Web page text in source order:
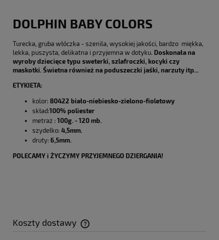
DOLPHIN BABY COLORS
Turecka, gruba włóczka - szenila, wysokiej jakości, bardzo miękka,
lekka, puszysta, delikatna i przyjemna w dotyku. Doskonała na
wyroby dziecięce typu sweterki, szlafroczki, kocyki czy
maskotki. Świetna również na poduszeczki jaśki, narzuty itp...
ETYKIETA:
kolor: 80422 biało-niebiesko-zielono-fioletowy
skład:100% poliester
metraż : 100g. - 120 mb.
szydełko: 4,5mm.
druty: 6,5mm.
POLECAMY i ŻYCZYMY PRZYJEMNEGO DZIERGANIA!
Koszty dostawy
Cena nie zawiera ewentualnych kosztów płatności